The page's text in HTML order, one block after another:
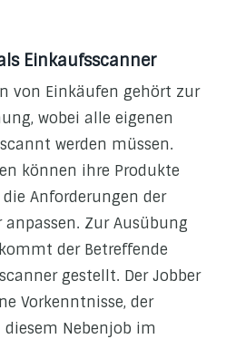
Einkaufsscanner
von Einkäufen gehört zur
wobei alle eigenen
werden müssen.
können ihre Produkte
Anforderungen der
anpassen. Zur Ausübung
der Betreffende
gestellt. Der Jobber
Vorkenntnisse, der
diesem Nebenjob im